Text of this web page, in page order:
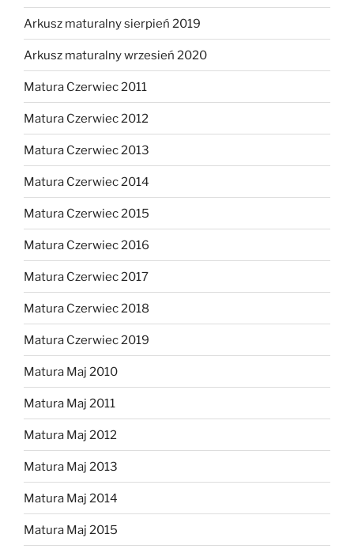
Arkusz maturalny sierpień 2019
Arkusz maturalny wrzesień 2020
Matura Czerwiec 2011
Matura Czerwiec 2012
Matura Czerwiec 2013
Matura Czerwiec 2014
Matura Czerwiec 2015
Matura Czerwiec 2016
Matura Czerwiec 2017
Matura Czerwiec 2018
Matura Czerwiec 2019
Matura Maj 2010
Matura Maj 2011
Matura Maj 2012
Matura Maj 2013
Matura Maj 2014
Matura Maj 2015